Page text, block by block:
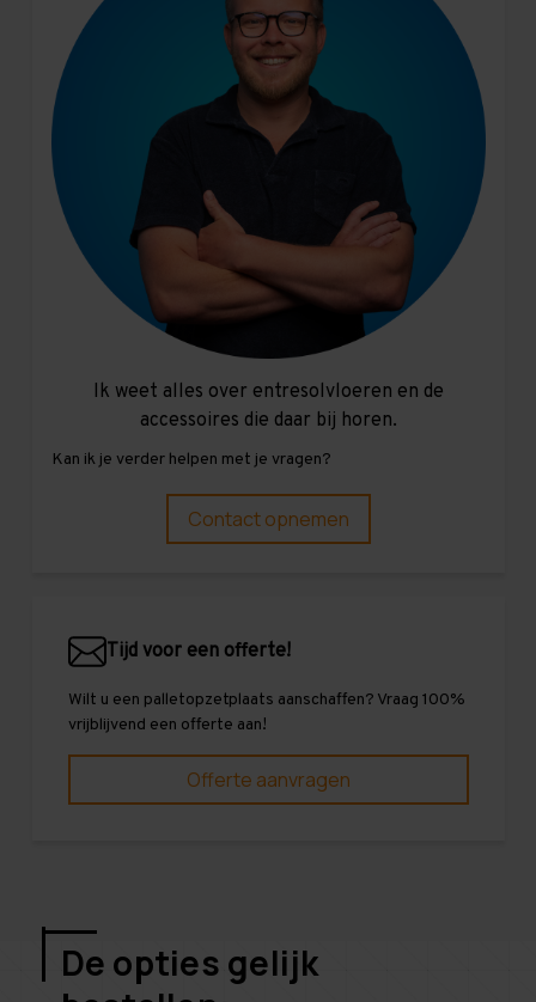
Ik weet alles over entresolvloeren en de
accessoires die daar bij horen.
Kan ik je verder helpen met je vragen?
Contact opnemen
Tijd voor een offerte!
Wilt u een palletopzetplaats aanschaffen? Vraag 100%
vrijblijvend een offerte aan!
Offerte aanvragen
De opties gelijk